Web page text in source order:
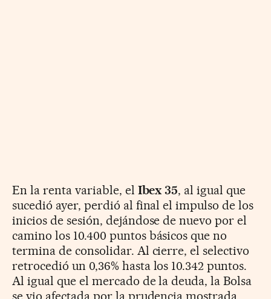
En la renta variable, el Ibex 35, al igual que
sucedió ayer, perdió al final el impulso de los
inicios de sesión, dejándose de nuevo por el
camino los 10.400 puntos básicos que no
termina de consolidar. Al cierre, el selectivo
retrocedió un 0,36% hasta los 10.342 puntos.
Al igual que el mercado de la deuda, la Bolsa